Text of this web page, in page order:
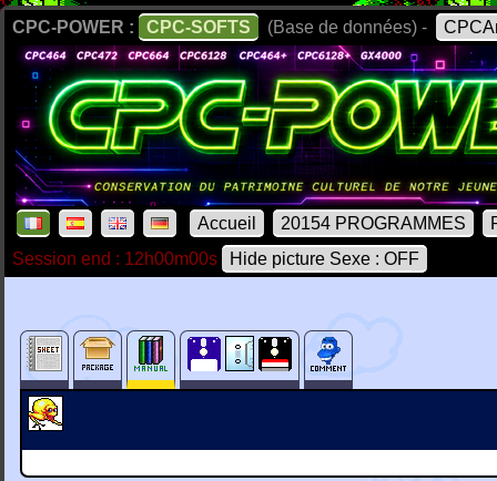
CPC-POWER : CPC-SOFTS (Base de données) -
Accueil 20154 PROGRAMMES
Session end : 12h00m00s
Hide picture Sexe : OFF